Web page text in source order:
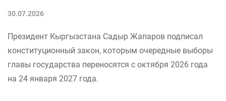
30.07.2026
Президент Кыргызстана Садыр Жапаров подписал
конституционный закон, которым очередные выборы
главы государства переносятся с октября 2026 года
на 24 января 2027 года.